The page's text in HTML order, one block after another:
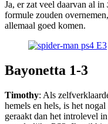
Ja, er zat veel daarvan al in
formule zouden
allemaal goed komen.
Bayonetta 1-3
Timothy: Als
hemels en hels, is het
geraakt dan het introlevel